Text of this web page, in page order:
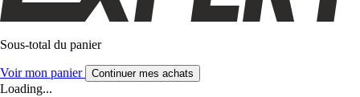
Sous-total du panier
Voir mon panier Continuer mes achats
Loading...